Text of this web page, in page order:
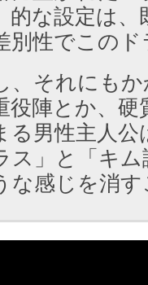
的な設定は
別性でこの
、それにも
役陣とか、
る男性主人
ス」と「キ
な感じを消